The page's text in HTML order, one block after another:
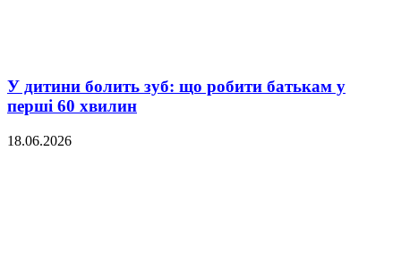
У дитини болить зуб: що робити батькам у
перші 60 хвилин
18.06.2026